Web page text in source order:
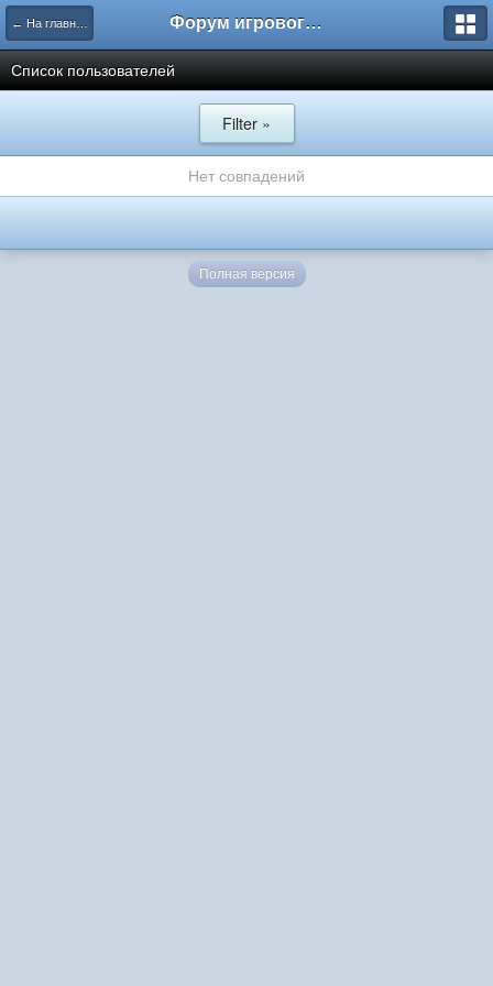
← На главную Форум игрового проекта Riverrise
Список пользователей
Filter »
Нет совпадений
Полная версия